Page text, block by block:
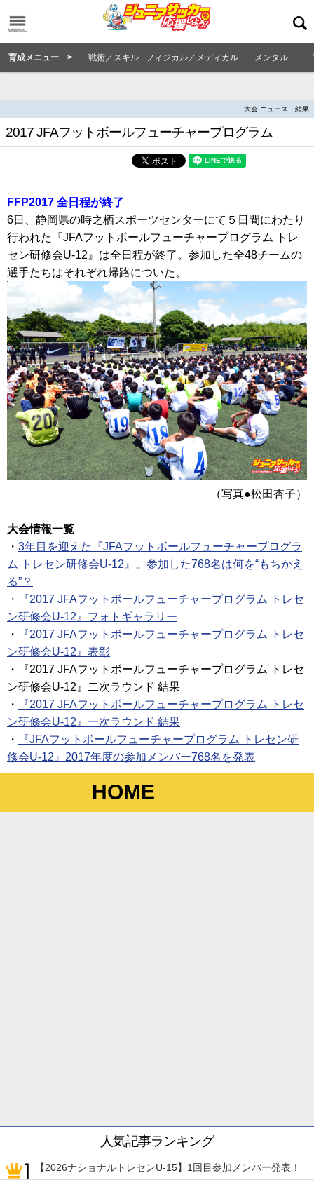
育成メニュー > 戦術／スキル フィジカル／メディカル メンタル
大会 ニュース・結果
2017 JFAフットボールフューチャープログラム
FFP2017 全日程が終了
6日、静岡県の時之栖スポーツセンターにて５日間にわたり
行われた『JFAフットボールフューチャープログラム トレ
セン研修会U-12』は全日程が終了。参加した全48チームの
選手たちはそれぞれ帰路についた。
（写真●松田杏子）
大会情報一覧
・ 3年目を迎えた『JFAフットボールフューチャープログラ
ム トレセン研修会U-12』。参加した768名は何を“もちかえ
る”？
・
『2017 JFAフットボールフューチャープログラム トレセ
ン研修会U-12』フォトギャラリー
・
『2017 JFAフットボールフューチャープログラム トレセ
ン研修会U-12』表彰
・『2017 JFAフットボールフューチャープログラム トレセ
ン研修会U-12』二次ラウンド 結果
・
『2017 JFAフットボールフューチャープログラム トレセ
ン研修会U-12』一次ラウンド 結果
・
『JFAフットボールフューチャープログラム トレセン研
修会U-12』2017年度の参加メンバー768名を発表
HOME
人気記事ランキング
【2026ナショナルトレセンU-15】1回目参加メンバー発表！